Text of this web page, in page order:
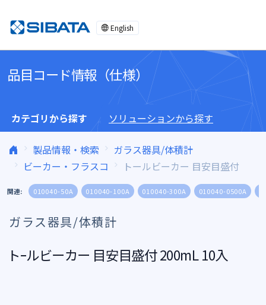
English
品目コード情報（仕様）
カテゴリから探す ソリューションから探す
製品情報・検索
ガラス器具/体積計
ビーカー・フラスコ
トールビーカー 目安目盛付
関連: 010040-50A 010040-100A 010040-300A 010040-0500A
ガラス器具/体積計
トｰルビーカー 目安目盛付 200mL 10入